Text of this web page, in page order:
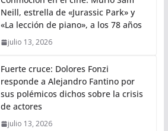
Neill, estrella de «Jurassic Park» y
«La lección de piano», a los 78 años
julio 13, 2026
Fuerte cruce: Dolores Fonzi
responde a Alejandro Fantino por
sus polémicos dichos sobre la crisis
de actores
julio 13, 2026